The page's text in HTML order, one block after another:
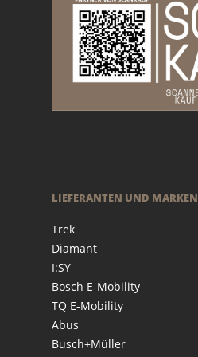
LIEFERANTEN UND MARKEN
Trek
Diamant
I:SY
Bosch E-Mobility
TQ E-Mobility
Abus
Busch+Müller